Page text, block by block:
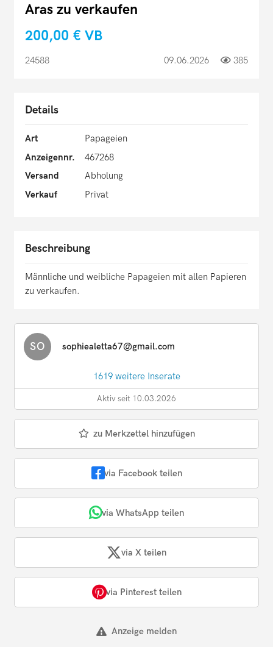
Aras zu verkaufen
200,00 € VB
24588 09.06.2026 385
Details
Art
Papageien
Anzeigennr.
467268
Versand
Abholung
Verkauf
Privat
Beschreibung
Männliche und weibliche Papageien mit allen Papieren
zu verkaufen.
SO sophiealetta67@gmail.com
1619 weitere Inserate
Aktiv seit 10.03.2026
zu Merkzettel hinzufügen
via Facebook teilen
via WhatsApp teilen
via X teilen
via Pinterest teilen
Anzeige melden